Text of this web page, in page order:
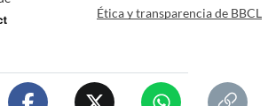
Ética y transparencia de BBCL